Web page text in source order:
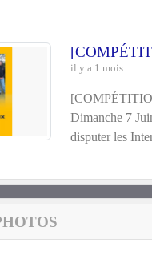
il y a 1 mois
Dimanche 7
disputer les